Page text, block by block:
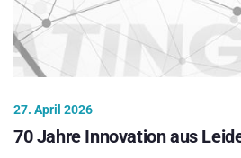
27. April 2026
70 Jahre Innovation aus